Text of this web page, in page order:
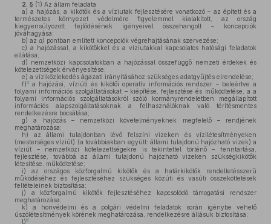
2. § (1) Az állam feladata
a) a hajózás, a kikötők és a víziutak fejlesztésére vonatkozó – az épített és a
természetes környezet védelmére figyelemmel kialakított, az ország
kiegyensúlyozott fejlődésének igényeivel összehangolt – koncepciók
jóváhagyása;
b) az a) pontban említett koncepciók végrehajtásának szervezése;
c) a hajózással, a kikötőkkel és a víziutakkal kapcsolatos hatósági feladatok
ellátása;
d) nemzetközi kapcsolatokban a hajózással összefüggő nemzeti érdekek és
kötelezettségek érvényesítése;
e) a víziközlekedés ágazati irányításához szükséges adatgyűjtés elrendelése;
f)5 a hajózási, víziúti és kikötői operatív információs rendszer – beleértve a
folyami információs szolgáltatásokat – kiépítése, fejlesztése és működtetése, a a
folyami információs szolgáltatásokról szóló kormányrendeletben megállapított
információs alapszolgáltatásoknak a felhasználóknak való térítésmentes
rendelkezésre bocsátása;
g) a hajózás – nemzetközi követelményeknek megfelelő – rendjének
meghatározása;
h) az állami tulajdonban lévő felszíni vizeken és vízilétesítményeken
(mesterséges víziút) (a továbbiakban együtt: állami tulajdonú hajózható vizek) a
víziút – nemzetközi kötelezettségekre is tekintettel történő – fenntartása,
fejlesztése, továbbá az állami tulajdonú hajózható vizeken szükségkikötők
létesítése, működtetése;
i) az országos közforgalmú kikötők és a határkikötők rendeltetésszerű
működéséhez és fejlesztéséhez szükséges közúti és vasúti összeköttetések
feltételeinek biztosítása;
j) a közforgalmú kikötők fejlesztéséhez kapcsolódó támogatási rendszer
meghatározása;
k) a honvédelmi és a polgári védelmi feladatok során igénybe vehető
úszólétesítmények körének meghatározása, rendelkezésre állásuk biztosítása;
l)6